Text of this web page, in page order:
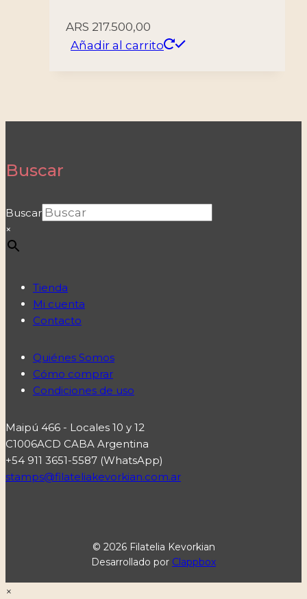
ARS 217.500,00
Añadir al carrito
Buscar
Buscar
×
Tienda
Mi cuenta
Contacto
Quiénes Somos
Cómo comprar
Condiciones de uso
Maipú 466 - Locales 10 y 12
C1006ACD CABA Argentina
+54 911 3651-5587 (WhatsApp)
stamps@filateliakevorkian.com.ar
© 2026 Filatelia Kevorkian
Desarrollado por Clappbox
×